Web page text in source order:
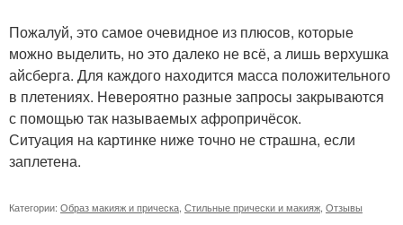
Пожалуй, это самое очевидное из плюсов, которые
можно выделить, но это далеко не всё, а лишь верхушка
айсберга. Для каждого находится масса положительного
в плетениях. Невероятно разные запросы закрываются
с помощью так называемых афропричёсок.
Ситуация на картинке ниже точно не страшна, если
заплетена.
Категории: Образ макияж и прическа Стильные прически и макияж Отзывы